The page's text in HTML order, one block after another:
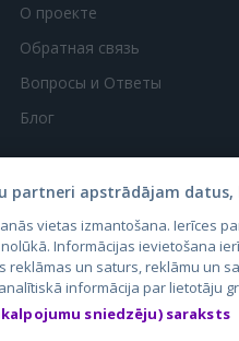
О проекте
Обратная связь
Вопросы и Ответы
Блог
Aruodas.lt
CVbankas.lt
partneri apstrādājam
vietas izmantošana. Ierīces
Informācijas ievietošana
reklāmas un saturs, reklāmu un
informācija par lietotāju
sniedzēju) saraksts